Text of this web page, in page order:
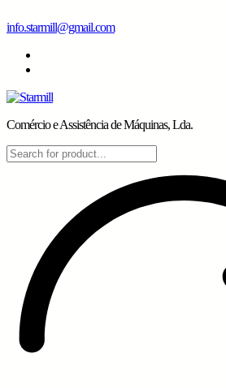
Skip
content
info.starmill@gmail.com
Comércio e Assistência de Máquinas, Lda.